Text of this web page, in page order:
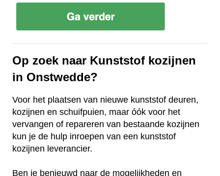
Op zoek naar Kunststof kozijnen
in Onstwedde?
Voor het plaatsen van nieuwe kunststof deuren,
kozijnen en schuifpuien, maar óók voor het
vervangen of repareren van bestaande kozijnen
kun je de hulp inroepen van een kunststof
kozijnen leverancier.
Ben je benieuwd naar de mogelijkheden en